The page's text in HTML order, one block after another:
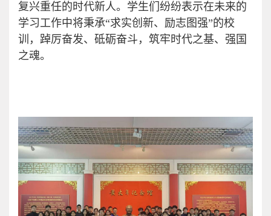
复兴重任的时代新人。学生们纷纷表示在未来的
学习工作中将秉承“求实创新、励志图强”的校
训，踔厉奋发、砥砺奋斗，筑牢时代之基、强国
之魂。